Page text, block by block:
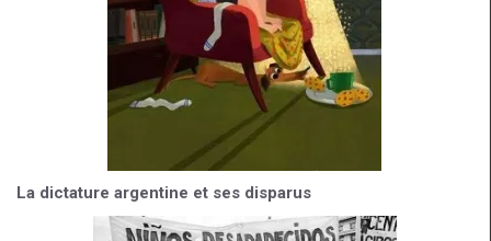
La dictature argentine et ses disparus